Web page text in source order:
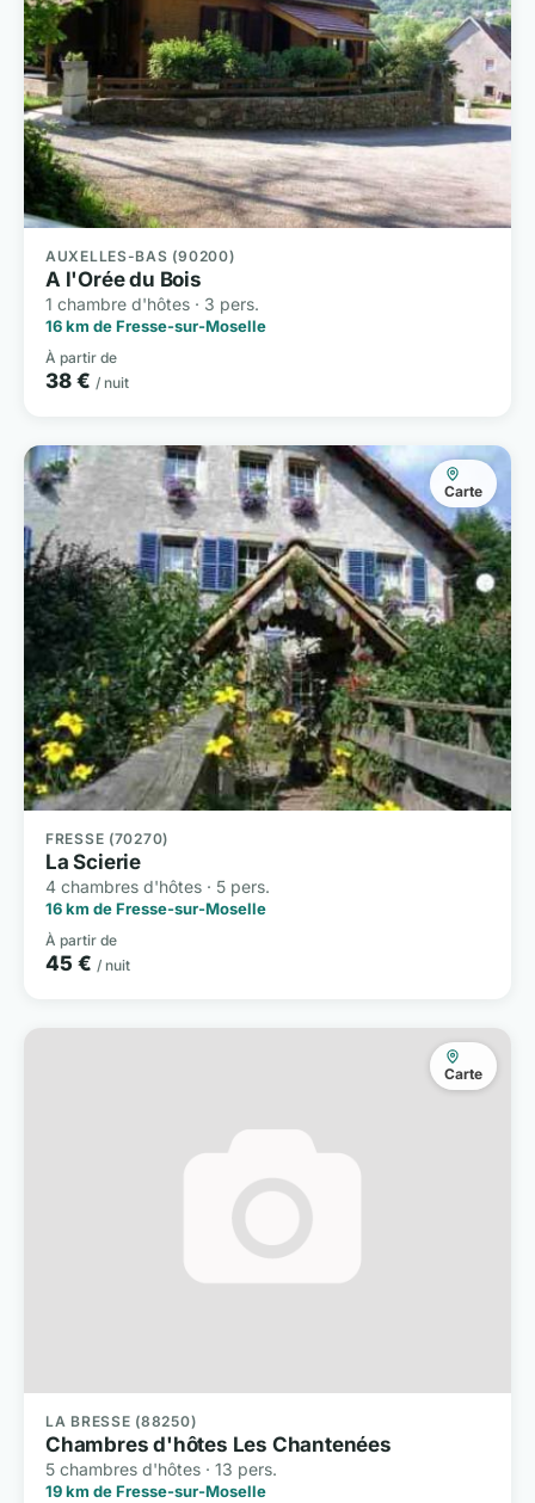
AUXELLES-BAS (90200)
A l'Orée du Bois
1 chambre d'hôtes · 3 pers.
16 km de Fresse-sur-Moselle
À partir de
38 € / nuit
Carte
FRESSE (70270)
La Scierie
4 chambres d'hôtes · 5 pers.
16 km de Fresse-sur-Moselle
À partir de
45 € / nuit
Carte
LA BRESSE (88250)
Chambres d'hôtes Les Chantenées
5 chambres d'hôtes · 13 pers.
19 km de Fresse-sur-Moselle